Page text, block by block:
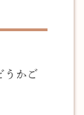
うかご